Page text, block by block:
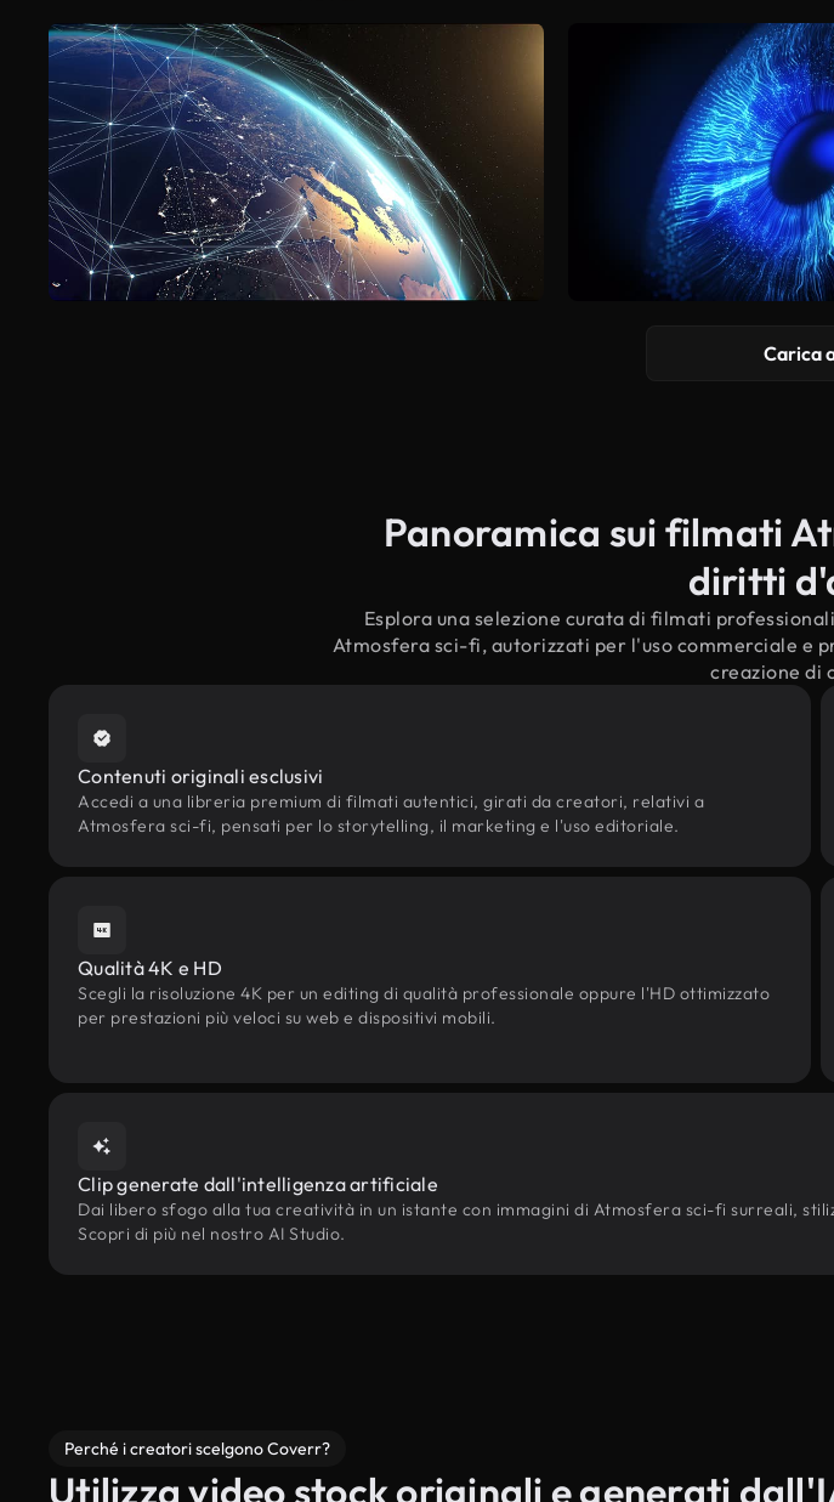
Carica
Panoramica sui filmati
diritti
Esplora una selezione curata di filmati
Atmosfera sci-fi, autorizzati per l'uso commerciale e
creazione di
Contenuti originali esclusivi
Accedi a una libreria premium di filmati autentici, girati da creatori, relativi a
Atmosfera sci-fi, pensati per lo storytelling, il marketing e l'uso editoriale.
Qualità 4K e HD
Scegli la risoluzione 4K per un editing di qualità professionale oppure l'HD ottimizzato
per prestazioni più veloci su web e dispositivi mobili.
Clip generate dall'intelligenza artificiale
Dai libero sfogo alla tua creatività in un istante con immagini di Atmosfera sci-fi surreali,
Scopri di più nel nostro AI Studio.
Perché i creatori scelgono Coverr?
Utilizza video stock originali e generati